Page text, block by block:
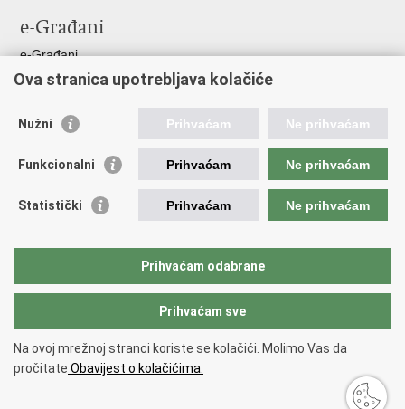
FacebookuTwitteru
e-Građani
e-Građani
Pristup informacijama
Pravo na pristup informacijama
Pristup otvorenim podacima ministarstva
Važne poveznice
Pučka pravobraniteljica
Državna škola za javnu upravu
Copyright © 2026 Državni inspektorat.
pristupačnosti.
Ova stranica upotrebljava kolačiće
Nužni Prihvaćam Ne prihvaćam
Funkcionalni Prihvaćam Ne prihvaćam
Statistički Prihvaćam Ne prihvaćam
Prihvaćam odabrane
Prihvaćam sve
Na ovoj mrežnoj stranci koriste se kolačići. Molimo Vas da
pročitate Obavijest o kolačićima.